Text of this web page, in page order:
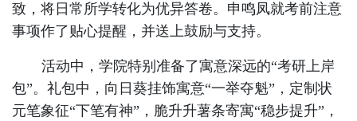
致，将日常所学转化为优异答卷。申鸣凤就考前注意
事项作了贴心提醒，并送上鼓励与支持。
活动中，学院特别准备了寓意深远的“考研上岸
包”。礼包中，向日葵挂饰寓意“一举夺魁”，定制状
元笔象征“下笔有神”，脆升升薯条寄寓“稳步提升”，